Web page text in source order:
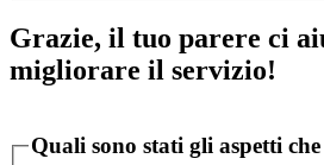
Grazie, il tuo parere ci
migliorare il servizio!
Quali sono stati gli aspetti